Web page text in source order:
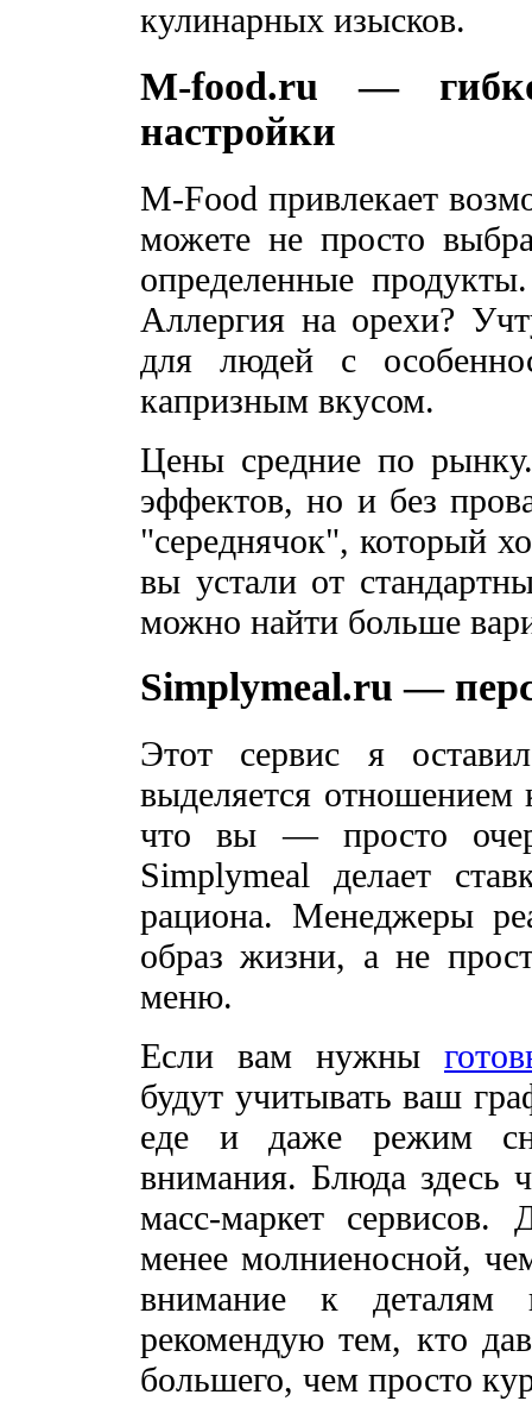
кулинарных изысков.
M-food.ru —
настройки
M-Food привлекает
можете не просто
определенные
Аллергия на орехи?
для людей с
капризным вкусом.
Цены средние по рынку.
эффектов, но и без
"середнячок", который
вы устали от
можно найти больше
Simplymeal.ru —
Этот сервис я
выделяется
что вы — просто
Simplymeal делает
рациона. Менеджеры
образ жизни, а не
меню.
Если вам нужны
будут учитывать ваш
еде и даже режим
внимания. Блюда здесь
масс-маркет
менее молниеносной,
внимание к деталям
рекомендую тем, кто
большего, чем просто